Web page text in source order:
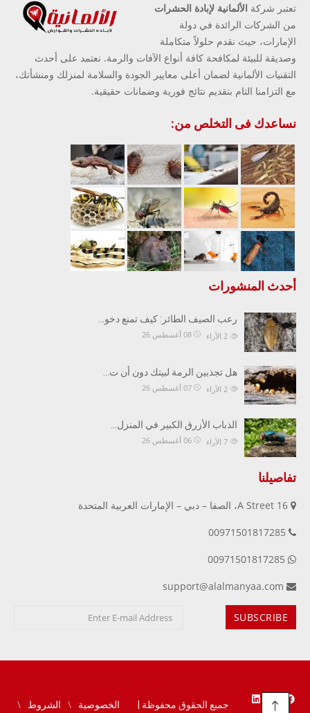
تعتبر شركة الألمانية لإبادة الحشرات
من الشركات الرائدة في دولة
الإمارات، حيث نقدم حلولاً متكاملة
وصديقة للبيئة لمكافحة كافة أنواع الآفات والرمة. نعتمد على أحدث
التقنيات الألمانية لضمان أعلى معايير الجودة والسلامة لمنزلك ومنشأتك،
مع التزامنا التام بتقديم نتائج فورية وضمانات حقيقية.
نساعدك فى التخلص من:
أحدث المنشورات
رعب الصيف الطائر: كيف تمنع دخو…
08 أغسطس 26 الآراء
هل تجذبين الرمة لبيتك دون أن ت…
07 أغسطس 26 الآراء
الذباب الأزرق الكبير في المنزل…
06 أغسطس 26 الآراء
تفاصيلنا
جميع الحقوق محفوظة | الخصوصية الشروط